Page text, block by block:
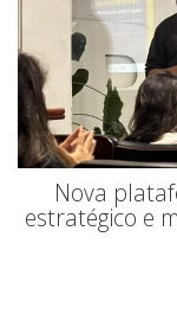
Nova
estratégico e